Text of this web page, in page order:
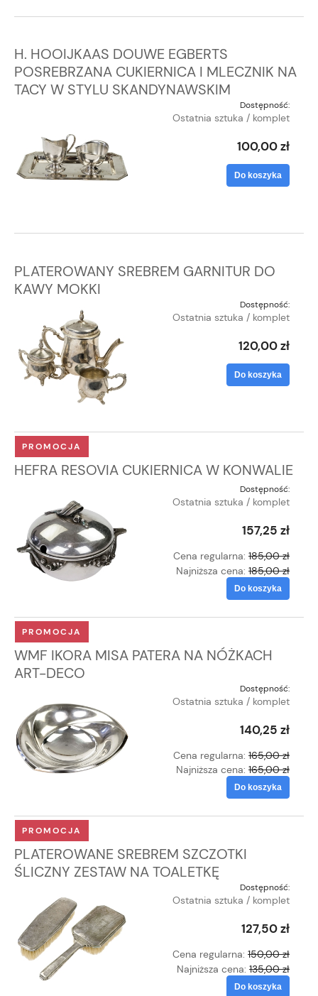
H. HOOIJKAAS DOUWE EGBERTS
POSREBRZANA CUKIERNICA I MLECZNIK NA
TACY W STYLU SKANDYNAWSKIM
Dostępność:
Ostatnia sztuka / komplet
100,00 zł
Do koszyka
PLATEROWANY SREBREM GARNITUR DO
KAWY MOKKI
Dostępność:
Ostatnia sztuka / komplet
120,00 zł
Do koszyka
HEFRA RESOVIA CUKIERNICA W KONWALIE
Dostępność:
Ostatnia sztuka / komplet
157,25 zł
Cena regularna: 185,00 zł
Najniższa cena: 185,00 zł
Do koszyka
PROMOCJA
WMF IKORA MISA PATERA NA NÓŻKACH
ART-DECO
Dostępność:
Ostatnia sztuka / komplet
140,25 zł
Cena regularna: 165,00 zł
Najniższa cena: 165,00 zł
Do koszyka
PROMOCJA
PLATEROWANE SREBREM SZCZOTKI
ŚLICZNY ZESTAW NA TOALETKĘ
Dostępność:
Ostatnia sztuka / komplet
127,50 zł
Cena regularna: 150,00 zł
Najniższa cena: 135,00 zł
Do koszyka
PROMOCJA